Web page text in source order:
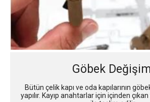
Göbek
Bütün çelik kapı ve oda kapılarının
yapılır. Kayıp anahtarlar için içinden